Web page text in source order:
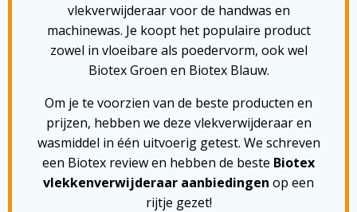
vlekverwijderaar voor de handwas en
machinewas. Je koopt het populaire product
zowel in vloeibare als poedervorm, ook wel
Biotex Groen en Biotex Blauw.
Om je te voorzien van de beste producten en
prijzen, hebben we deze vlekverwijderaar en
wasmiddel in één uitvoerig getest. We schreven
een Biotex review en hebben de beste Biotex
vlekkenverwijderaar aanbiedingen op een
rijtje gezet!